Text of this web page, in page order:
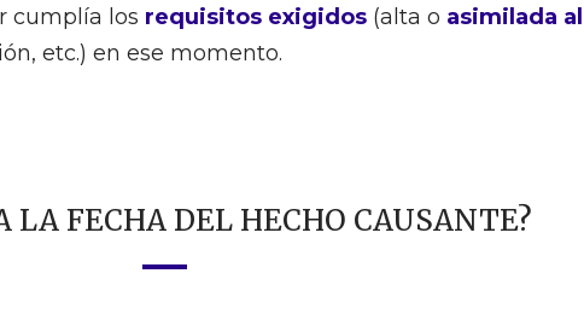
cumplía los requisitos exigidos (alta o asimilada al
etc.) en ese momento.
LA FECHA DEL HECHO CAUSANTE?